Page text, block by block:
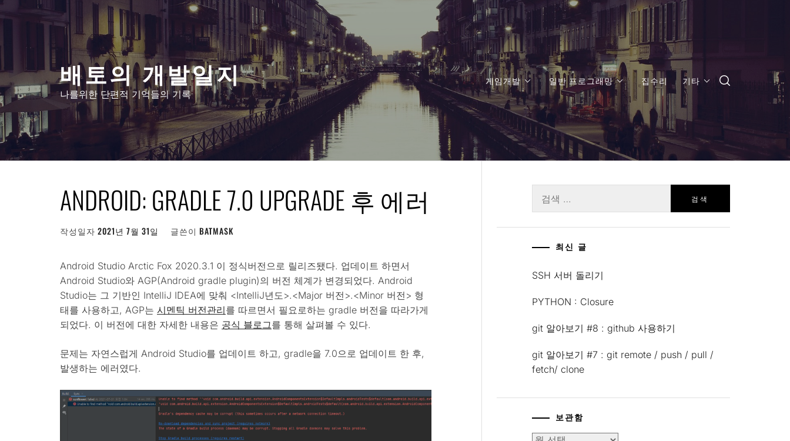
텐
뛰
기
배토의 개발일지
나를위한 단편적 기억들의 기록
게임개발 일반 프로그래밍 집수리 기타
ANDROID: GRADLE 7.0 UPGRADE 후 에러
작성일자 2021년 7월 31일 글쓴이 BATMASK
Android Studio Arctic Fox 2020.3.1 이 정식버전으로 릴리즈됐다. 업데이트 하면서
Android Studio와 AGP(Android gradle plugin)의 버전 체계가 변경되었다. Android
Studio는 그 기반인 IntelliJ IDEA에 맞춰 <IntelliJ년도>.<Major 버전>.<Minor 버전> 형
태를 사용하고, AGP는 시멘틱 버전관리를 따르면서 필요로하는 gradle 버전을 따라가게
되었다. 이 버전에 대한 자세한 내용은 공식 블로그를 통해 살펴볼 수 있다.
문제는 자연스럽게 Android Studio를 업데이트 하고, gradle을 7.0으로 업데이트 한 후,
발생하는 에러였다.
색:
최신 글
SSH 서버 돌리기
PYTHON : Closure
git 알아보기 #8 : github 사용하기
git 알아보기 #7 : git remote / push / pull /
fetch/ clone
보관함